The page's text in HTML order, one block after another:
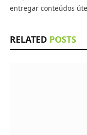
entregar conteúdos
RELATED POSTS